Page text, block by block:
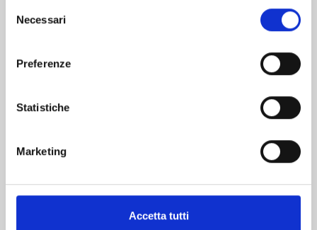
delNecessari
Preferenze
Statistiche
Marketing
Accetta tutti
Mostra tutto